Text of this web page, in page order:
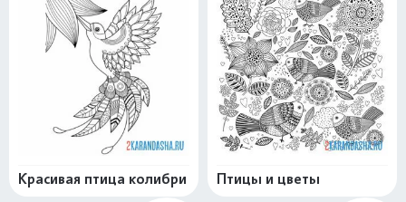
Красивая птица колибри Птицы и цветы